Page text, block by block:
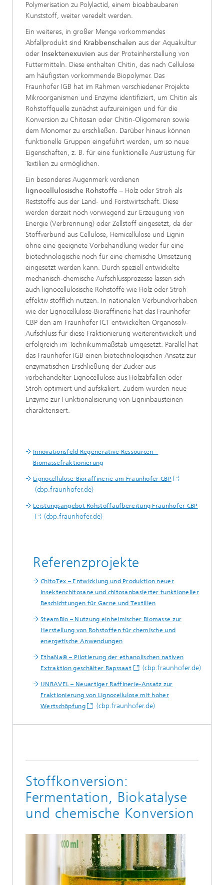
Polymerisation zu Polylactid, einem bioabbaubaren
Kunststoff, weiter veredelt werden.
Ein weiteres, in großer Menge vorkommendes
Abfallprodukt sind Krabbenschalen aus der Aquakultur
oder Insektenexuvien aus der Proteinherstellung von
Futtermitteln. Diese enthalten Chitin, das nach Cellulose
am häufigsten vorkommende Biopolymer. Das
Fraunhofer IGB hat im Rahmen verschiedener Projekte
Mikroorganismen und Enzyme identifiziert, um Chitin als
Rohstoffquelle zunächst aufzureinigen und für die
Konversion zu Chitosan oder Chitin-Oligomeren sowie
dem Monomer zu erschließen. Darüber hinaus können
funktionelle Gruppen eingeführt werden, um so neue
Eigenschaften, z. B. für eine funktionelle Ausrüstung für
Textilien zu ermöglichen.
Ein besonderes Augenmerk verdienen
lignocellulosische Rohstoffe – Holz oder Stroh als
Reststoffe aus der Land- und Forstwirtschaft. Diese
werden derzeit noch vorwiegend zur Erzeugung von
Energie (Verbrennung) oder Zellstoff eingesetzt, da der
Stoffverbund aus Cellulose, Hemicellulose und Lignin
ohne eine geeignete Vorbehandlung weder für eine
biotechnologische noch für eine chemische Umsetzung
eingesetzt werden kann. Durch speziell entwickelte
mechanisch-chemische Aufschlussprozesse lassen sich
auch lignocellulosische Rohstoffe wie Holz oder Stroh
effektiv stofflich nutzen. In nationalen Verbundvorhaben
wie der Lignocellulose-Bioraffinerie hat das Fraunhofer
CBP den am Fraunhofer ICT entwickelten Organosolv-
Aufschluss für diese Fraktionierung weiterentwickelt und
erfolgreich im Technikummaßstab umgesetzt. Parallel hat
das Fraunhofer IGB einen biotechnologischen Ansatz zur
enzymatischen Erschließung der Zucker aus
vorbehandelter Lignocellulose aus Holzabfällen oder
Stroh optimiert und aufskaliert. Zudem wurden neue
Enzyme zur Funktionalisierung von Ligninbausteinen
charakterisiert.
Innovationsfeld Regenerative Ressourcen –
Biomassefraktionierung
Lignocellulose-Bioraffinerie am Fraunhofer CBP
(cbp.fraunhofer.de)
Leistungsangebot Rohstoffaufbereitung Fraunhofer CBP
(cbp.fraunhofer.de)
Referenzprojekte
ChitoTex – Entwicklung und Produktion neuer
Insektenchitosane und chitosanbasierter funktioneller
Beschichtungen für Garne und Textilien
SteamBio – Nutzung einheimischer Biomasse zur
Herstellung von Rohstoffen für chemische und
energetische Anwendungen
EthaNa® – Pilotierung der ethanolischen nativen
Extraktion geschälter Rapssaat
(cbp.fraunhofer.de)
UNRAVEL – Neuartiger Raffinerie-Ansatz zur
Fraktionierung von Lignocellulose mit hoher
Wertschöpfung
(cbp.fraunhofer.de)
Stoffkonversion:
Fermentation, Biokatalyse
und chemische Konversion